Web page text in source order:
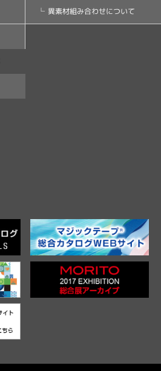
異素材組み合わせについて